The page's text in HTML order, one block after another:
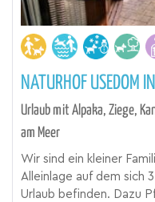
NATURHOF USEDOM
Urlaub mit Alpaka, Ziege,
am Meer
Wir sind ein kleiner
Alleinlage auf dem sich
Urlaub befinden. Dazu